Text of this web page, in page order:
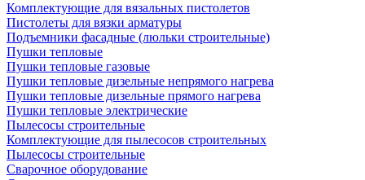
Комплектующие для вязальных пистолетов
Пистолеты для вязки арматуры
Подъемники фасадные (люльки строительные)
Пушки тепловые
Пушки тепловые газовые
Пушки тепловые дизельные непрямого нагрева
Пушки тепловые дизельные прямого нагрева
Пушки тепловые электрические
Пылесосы строительные
Комплектующие для пылесосов строительных
Пылесосы строительные
Сварочное оборудование